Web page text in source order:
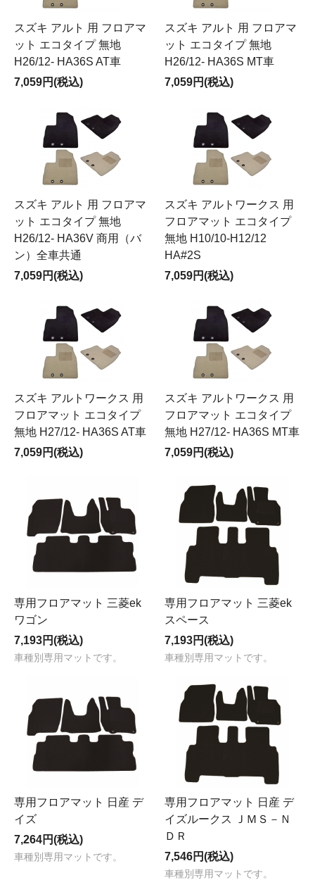
スズキ アルト 用 フロアマ
ット エコタイプ 無地
H26/12- HA36S AT車
7,059円(税込)
スズキ アルト 用 フロアマ
ット エコタイプ 無地
H26/12- HA36S MT車
7,059円(税込)
スズキ アルト 用 フロアマ
ット エコタイプ 無地
H26/12- HA36V 商用（バ
ン）全車共通
7,059円(税込)
スズキ アルトワークス 用
フロアマット エコタイプ
無地 H10/10-H12/12
HA#2S
7,059円(税込)
スズキ アルトワークス 用
フロアマット エコタイプ
無地 H27/12- HA36S AT車
7,059円(税込)
スズキ アルトワークス 用
フロアマット エコタイプ
無地 H27/12- HA36S MT車
7,059円(税込)
専用フロアマット 三菱ek
ワゴン
7,193円(税込)
車種別専用マットです。
専用フロアマット 三菱ek
スペース
7,193円(税込)
車種別専用マットです。
専用フロアマット 日産 デ
イズ
7,264円(税込)
車種別専用マットです。
専用フロアマット 日産 デ
イズルークス ＪＭＳ－Ｎ
ＤＲ
7,546円(税込)
車種別専用マットです。